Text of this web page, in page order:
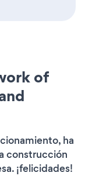
of
ha
construcción
¡felicidades!